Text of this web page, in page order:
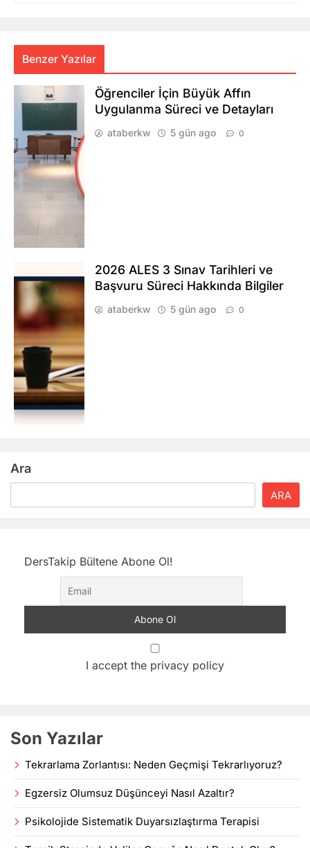
Benzer Yazılar
Öğrenciler İçin Büyük Affın
Uygulanma Süreci ve Detayları
ataberkw 5 gün ago 0
2026 ALES 3 Sınav Tarihleri ve
Başvuru Süreci Hakkında Bilgiler
ataberkw 5 gün ago 0
Ara
ARA
DersTakip Bültene Abone Ol!
I accept the privacy policy
Son Yazılar
Tekrarlama Zorlantısı: Neden Geçmişi Tekrarlıyoruz?
Egzersiz Olumsuz Düşünceyi Nasıl Azaltır?
Psikolojide Sistematik Duyarsızlaştırma Terapisi